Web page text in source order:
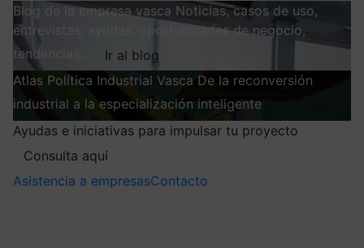
Blog de la empresa vasca Noticias, casos de uso,
entrevistas, ayudas, oportunidades de negocio,
tendencias…
Ir al blog
Atlas Política Industrial Vasca De la reconversión
industrial a la especialización inteligente
Ayudas e iniciativas para impulsar tu proyecto
Consulta aquí
Asistencia a empresasContacto